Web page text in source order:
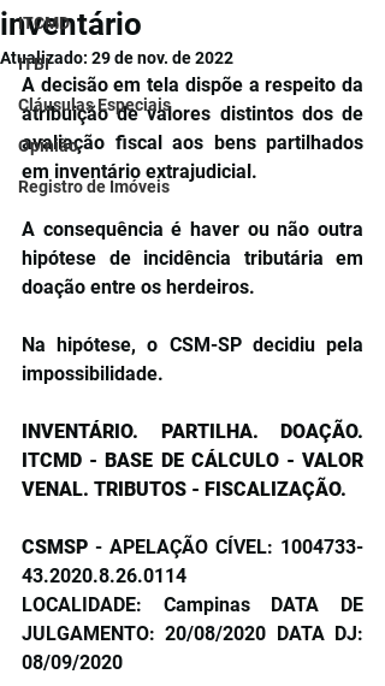
ITCMD
ITBI
Cláusulas Especiais
Opinião
Registro de Imóveis
inventário
Atualizado: 29 de nov. de 2022
A decisão em tela dispõe a respeito da
atribuição de valores distintos dos de
avaliação fiscal aos bens partilhados
em inventário extrajudicial.
A consequência é haver ou não outra
hipótese de incidência tributária em
doação entre os herdeiros.
Na hipótese, o CSM-SP decidiu pela
impossibilidade.
INVENTÁRIO. PARTILHA. DOAÇÃO.
ITCMD - BASE DE CÁLCULO - VALOR
VENAL. TRIBUTOS - FISCALIZAÇÃO.
CSMSP - APELAÇÃO CÍVEL: 1004733-
43.2020.8.26.0114
LOCALIDADE: Campinas DATA DE
JULGAMENTO: 20/08/2020 DATA DJ:
08/09/2020